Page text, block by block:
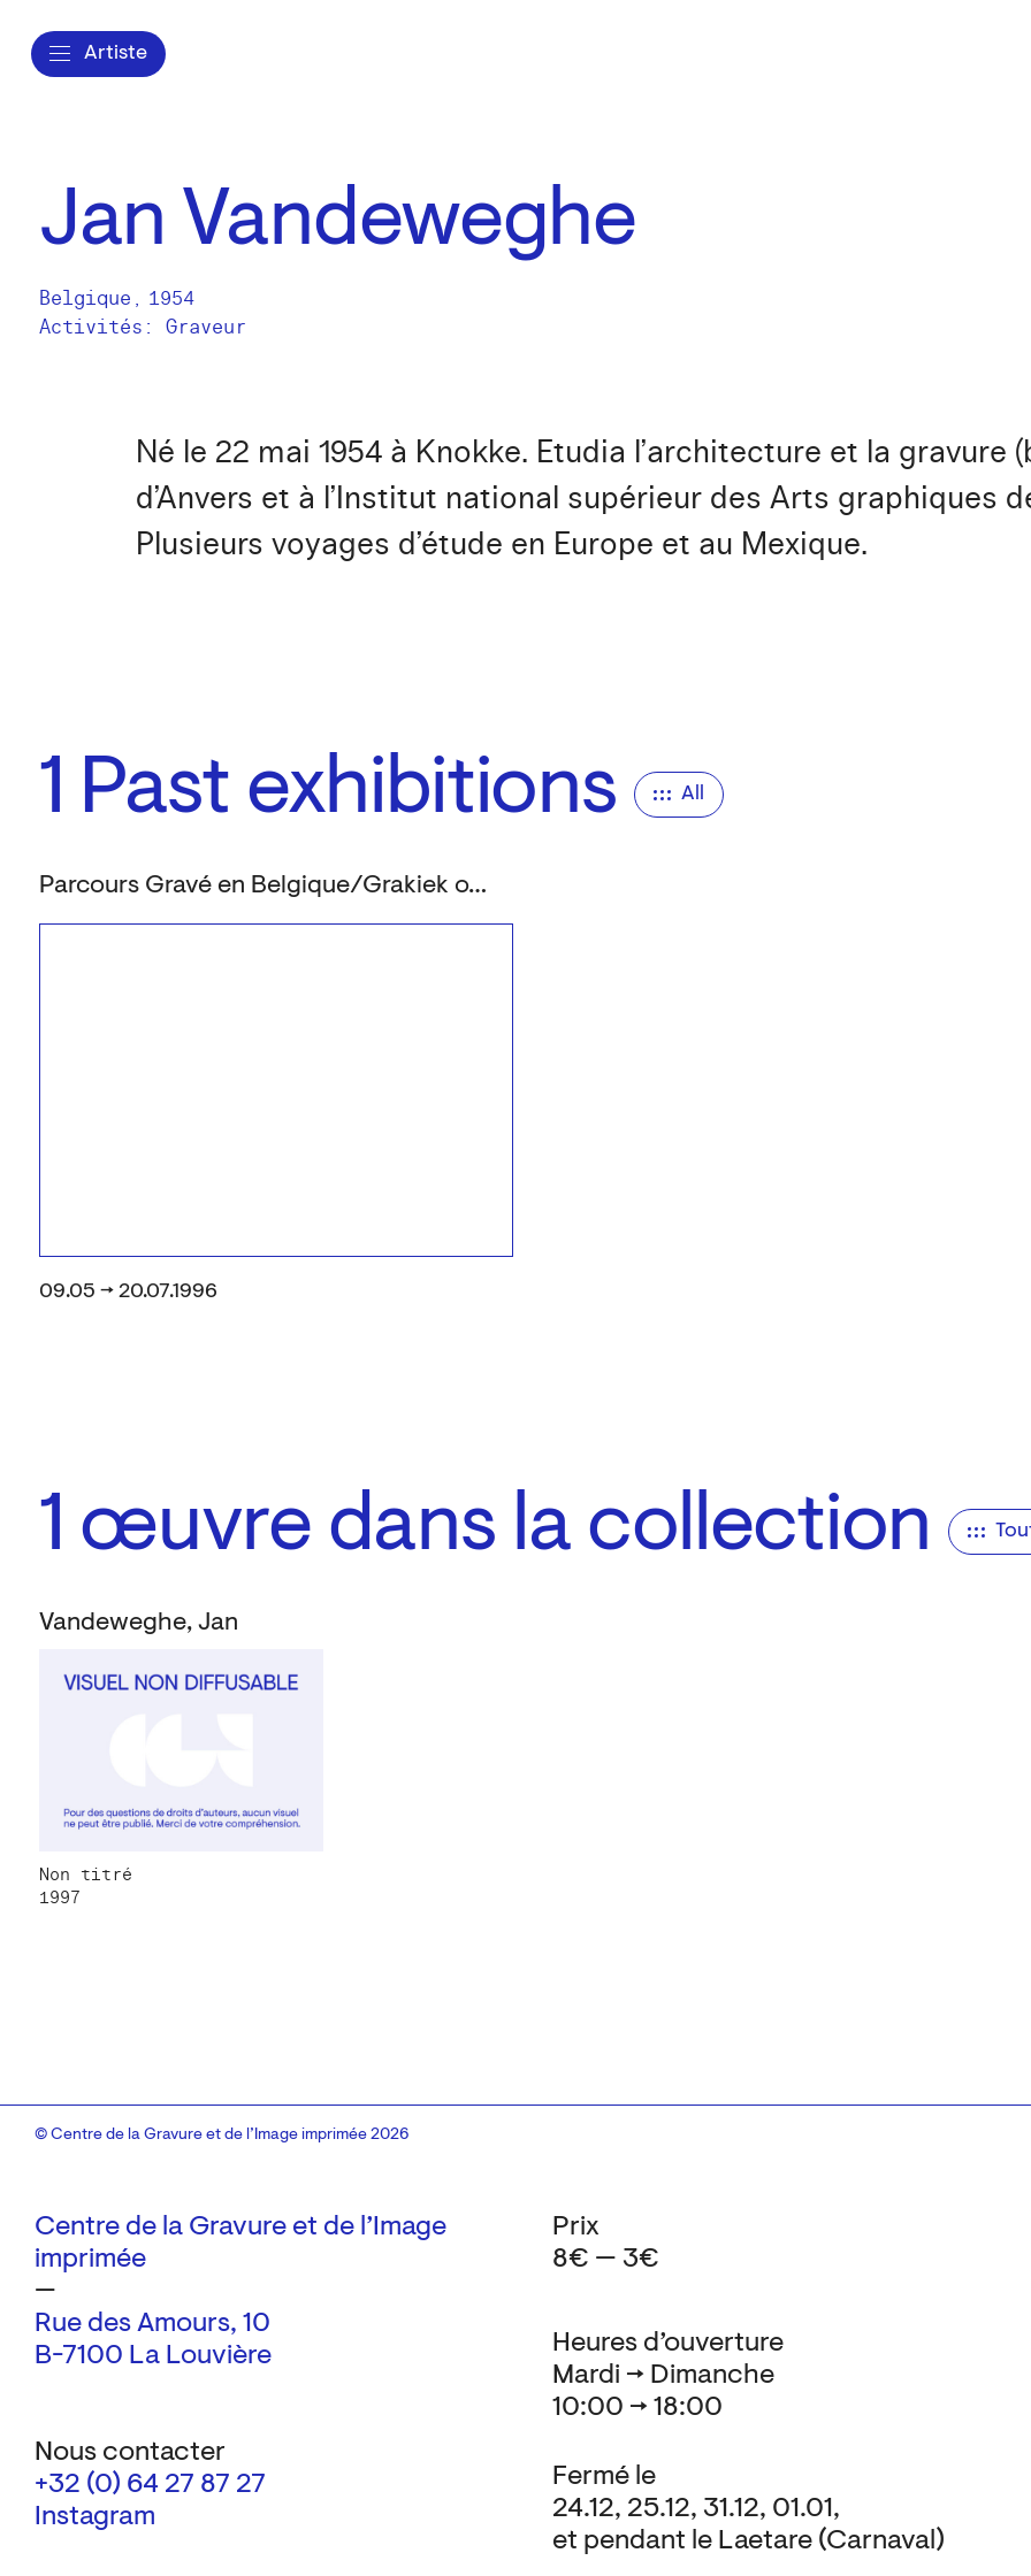
Artiste
Jan Vandeweghe
Belgique , 1954
Activités: Graveur
Né le 22 mai 1954 à Knokke. Etudia l’architecture et la gravure
d’Anvers et à l’Institut national supérieur des Arts graphiques
Plusieurs voyages d’étude en Europe et au Mexique.
1 Past exhibitions All
Parcours Gravé en Belgique/Grakiek over de grens
09.05 → 20.07.1996
1 œuvre dans la collection
Vandeweghe, Jan
Non titré
1997
Centre de la Gravure et de l’Image
imprimée
—
Rue des Amours, 10
B-7100 La Louvière
Nous contacter
+32 (0) 64 27 87 27
Instagram
Heures d’ouverture
Mardi → Dimanche
10:00 → 18:00
Fermé le
24.12, 25.12, 31.12, 01.01,
et pendant le Laetare (Carnaval)
Prix
8€ — 3€
© Centre de la Gravure et de l’Image imprimée 2026